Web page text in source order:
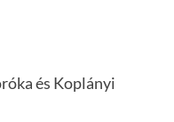
és Koplányi